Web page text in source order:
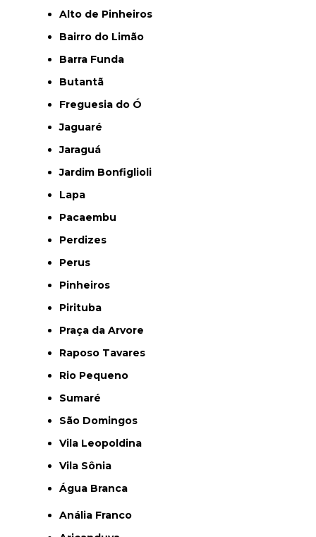
Alto de Pinheiros
Bairro do Limão
Barra Funda
Butantã
Freguesia do Ó
Jaguaré
Jaraguá
Jardim Bonfiglioli
Lapa
Pacaembu
Perdizes
Perus
Pinheiros
Pirituba
Praça da Arvore
Raposo Tavares
Rio Pequeno
Sumaré
São Domingos
Vila Leopoldina
Vila Sônia
Água Branca
Anália Franco